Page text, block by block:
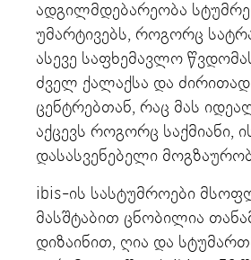
ადგილმდებარეობა
უმარტივებს, როგორც
ასევე საფხემავლო
ძველ ქალაქსა და
ცენტრებთან, რაც მას
აქცევს როგორც საქმიანი,
დასასვენებელი
ibis-ის სასტუმროები
მასშტაბით ცნობილია
დიზაინით, ღია და